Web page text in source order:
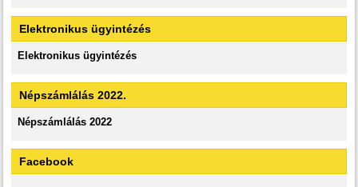
Elektronikus ügyintézés
Elektronikus ügyintézés
Népszámlálás 2022.
Népszámlálás 2022
Facebook